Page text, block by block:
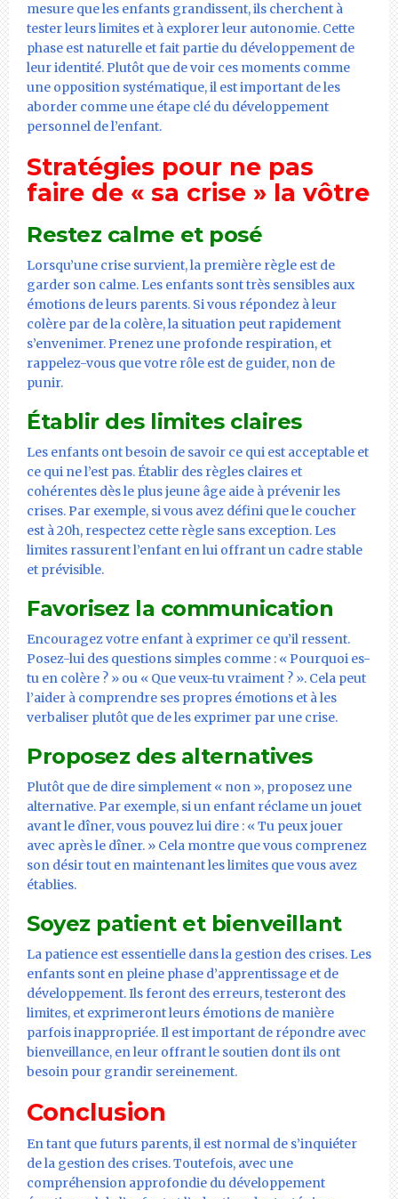
mesure que les enfants grandissent, ils cherchent à
tester leurs limites et à explorer leur autonomie. Cette
phase est naturelle et fait partie du développement de
leur identité. Plutôt que de voir ces moments comme
une opposition systématique, il est important de les
aborder comme une étape clé du développement
personnel de l’enfant.
Stratégies pour ne pas
faire de « sa crise » la vôtre
Restez calme et posé
Lorsqu’une crise survient, la première règle est de
garder son calme. Les enfants sont très sensibles aux
émotions de leurs parents. Si vous répondez à leur
colère par de la colère, la situation peut rapidement
s’envenimer. Prenez une profonde respiration, et
rappelez-vous que votre rôle est de guider, non de
punir.
Établir des limites claires
Les enfants ont besoin de savoir ce qui est acceptable et
ce qui ne l’est pas. Établir des règles claires et
cohérentes dès le plus jeune âge aide à prévenir les
crises. Par exemple, si vous avez défini que le coucher
est à 20h, respectez cette règle sans exception. Les
limites rassurent l’enfant en lui offrant un cadre stable
et prévisible.
Favorisez la communication
Encouragez votre enfant à exprimer ce qu’il ressent.
Posez-lui des questions simples comme : « Pourquoi es-
tu en colère ? » ou « Que veux-tu vraiment ? ». Cela peut
l’aider à comprendre ses propres émotions et à les
verbaliser plutôt que de les exprimer par une crise.
Proposez des alternatives
Plutôt que de dire simplement « non », proposez une
alternative. Par exemple, si un enfant réclame un jouet
avant le dîner, vous pouvez lui dire : « Tu peux jouer
avec après le dîner. » Cela montre que vous comprenez
son désir tout en maintenant les limites que vous avez
établies.
Soyez patient et bienveillant
La patience est essentielle dans la gestion des crises. Les
enfants sont en pleine phase d’apprentissage et de
développement. Ils feront des erreurs, testeront des
limites, et exprimeront leurs émotions de manière
parfois inappropriée. Il est important de répondre avec
bienveillance, en leur offrant le soutien dont ils ont
besoin pour grandir sereinement.
Conclusion
En tant que futurs parents, il est normal de s’inquiéter
de la gestion des crises. Toutefois, avec une
compréhension approfondie du développement